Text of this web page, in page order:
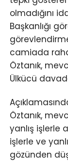
olmadığını
Başkanlığı
camiada
Öztanık,
Ülkücü
Öztanık,
yanlış işlerle
işlerle ve
gözünden